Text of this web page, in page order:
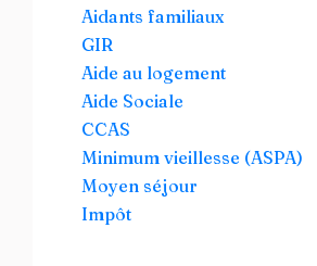
Aidants familiaux
GIR
Aide au logement
Aide Sociale
CCAS
Minimum vieillesse (ASPA)
Moyen séjour
Impôt